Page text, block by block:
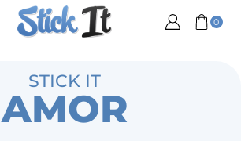
0
STICK IT
AMOR